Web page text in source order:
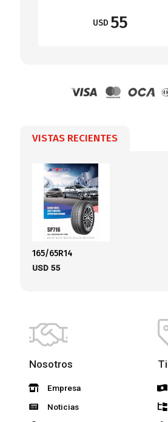
USD 55
VISTAS RECIENTES
165/65R14
USD 55
Nosotros
Empresa
Noticias